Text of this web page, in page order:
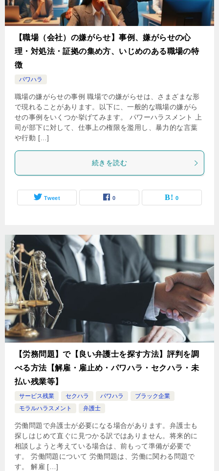
【職場（会社）の嫌がらせ】事例、嫌がらせの心
理・対処法・証拠の集め方、いじめのある職場の特
徴
パワハラ
職場の嫌がらせの事例 職場での嫌がらせは、さまざまな形
で現れることがあります。以下に、一般的な職場の嫌がら
せの事例をいくつか挙げてみます。 パワーハラスメント 上
司が部下に対して、仕事上の権限を濫用し、暴力的な言葉
や行動 […]
続きを読む
Tweet 0 0
【労務問題】で【良い弁護士を探す方法】評判を調
べる方法【解雇・雇止め・パワハラ・セクハラ・未
払い残業等】
サービス残業 セクハラ パワハラ
ブラック企業
モラルハラスメント
弁護士
労働問題で弁護士が必要になる場合があります。弁護士も
探しはじめて直ぐに見つかる訳ではありません。将来的に
相談しようと考えている場合は、前もって準備が必要で
す。 労働問題について 労働問題は、労働に関わる問題で
す。 解雇 […]